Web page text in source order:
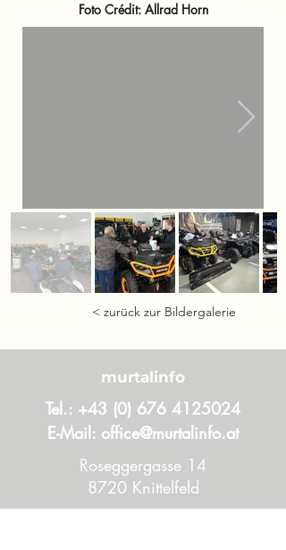
Foto Crédit: Allrad Horn
< zurück zur Bildergalerie
murtalinfo
Tel.: +43 (0) 676 4125024
E-Mail: office@murtalinfo.at
Roseggergasse 14
8720 Knittelfeld